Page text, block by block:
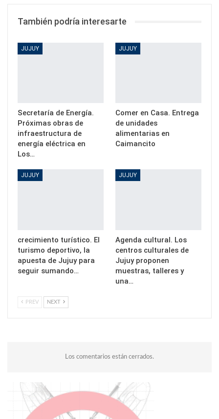
También podría interesarte
JUJUY
Secretaría de Energía.
Próximas obras de
infraestructura de
energía eléctrica en
Los…
JUJUY
Comer en Casa. Entrega
de unidades
alimentarias en
Caimancito
JUJUY
crecimiento turístico. El
turismo deportivo, la
apuesta de Jujuy para
seguir sumando…
JUJUY
Agenda cultural. Los
centros culturales de
Jujuy proponen
muestras, talleres y
una…
PREV NEXT
Los comentarios están cerrados.